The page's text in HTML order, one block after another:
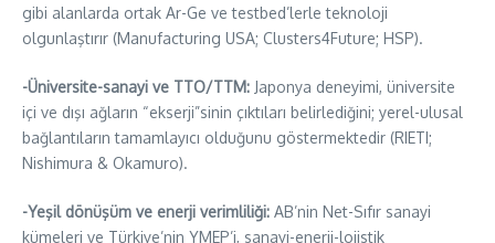
gibi alanlarda ortak Ar-Ge ve testbed’lerle teknoloji
olgunlaştırır (Manufacturing USA; Clusters4Future; HSP).
-Üniversite-sanayi ve TTO/TTM: Japonya deneyimi, üniversite
içi ve dışı ağların “ekserji”sinin çıktıları belirlediğini; yerel-ulusal
bağlantıların tamamlayıcı olduğunu göstermektedir (RIETI;
Nishimura & Okamuro).
-Yeşil dönüşüm ve enerji verimliliği: AB’nin Net-Sıfır sanayi
kümeleri ve Türkiye’nin YMEP’i, sanayi-enerji-lojistik